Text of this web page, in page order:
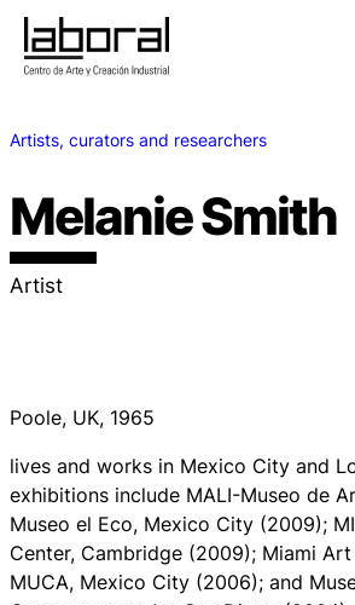
Artists, curators and researchers
Melanie Smith
Artist
Poole, UK, 1965
lives and works in Mexico City and
exhibitions include MALI-Museo de
Museo el Eco, Mexico City (2009);
Center, Cambridge (2009); Miami
MUCA, Mexico City (2006); and